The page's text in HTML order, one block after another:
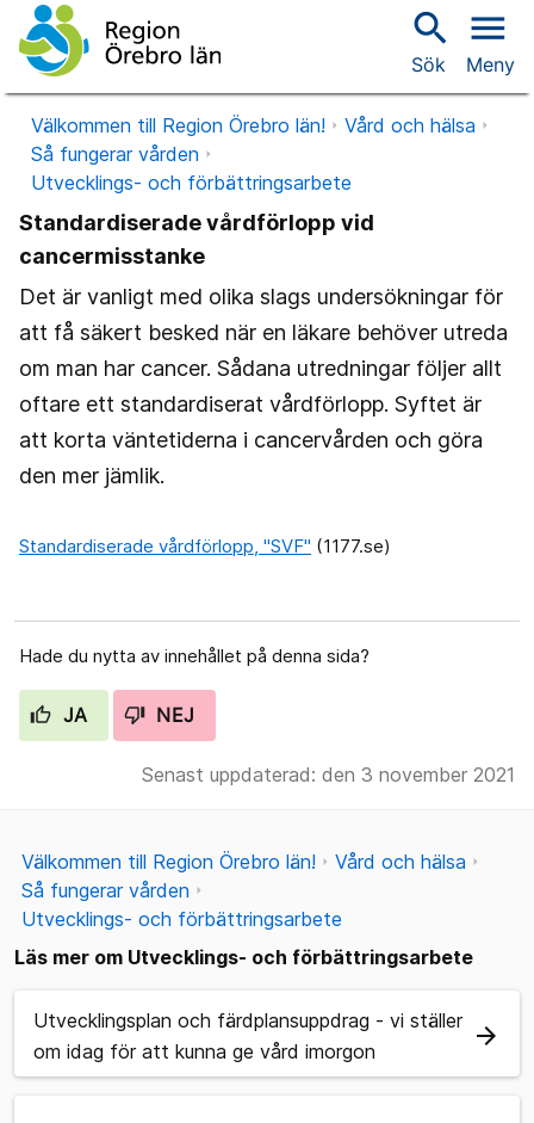
search
Sök
menu
Meny
Välkommen till Region Örebro län!
Vård och hälsa
Så fungerar vården
Utvecklings- och förbättringsarbete
Standardiserade vårdförlopp vid
cancermisstanke
Det är vanligt med olika slags undersökningar för
att få säkert besked när en läkare behöver utreda
om man har cancer. Sådana utredningar följer allt
oftare ett standardiserat vårdförlopp. Syftet är
att korta väntetiderna i cancervården och göra
den mer jämlik.
Standardiserade vårdförlopp, "SVF" (1177.se)
Hade du nytta av innehållet på denna sida?
JA NEJ
Senast uppdaterad: den 3 november 2021
Välkommen till Region Örebro län!
Vård och hälsa
Så fungerar vården
Utvecklings- och förbättringsarbete
Läs mer om Utvecklings- och förbättringsarbete
Utvecklingsplan och färdplansuppdrag - vi ställer
om idag för att kunna ge vård imorgon
arrow_forward